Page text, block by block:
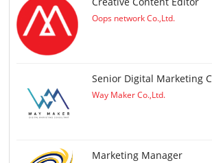
Oops network Co.,Ltd.
Senior Digital Marketing
Way Maker Co.,Ltd.
Marketing Manager